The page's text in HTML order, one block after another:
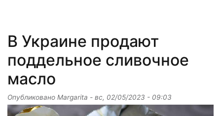
В Украине продают
поддельное сливочное
масло
Опубликовано Margarita - вс, 02/05/2023 - 09:03